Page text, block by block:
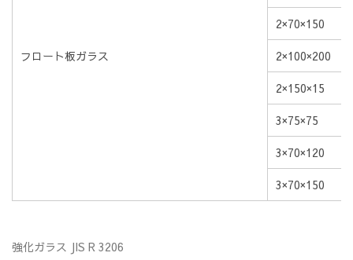
フロート板ガラス
2×70×150
2×100×200
2×150×15
3×75×75
3×70×120
3×70×150
強化ガラス JIS R 3206